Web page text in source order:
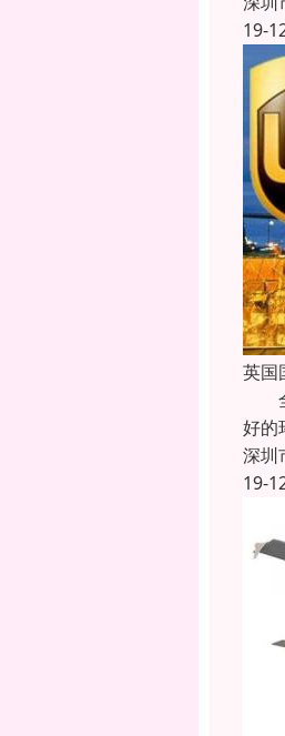
19-
英国
全
好的
深圳
19-